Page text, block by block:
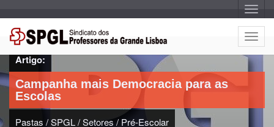
A
l
t
e
r
a
g
A
l
t
e
a
Artigo:
Campanha mais Democracia para as
Escolas
Pastas /SPGL/Setores/Pré-Escolar